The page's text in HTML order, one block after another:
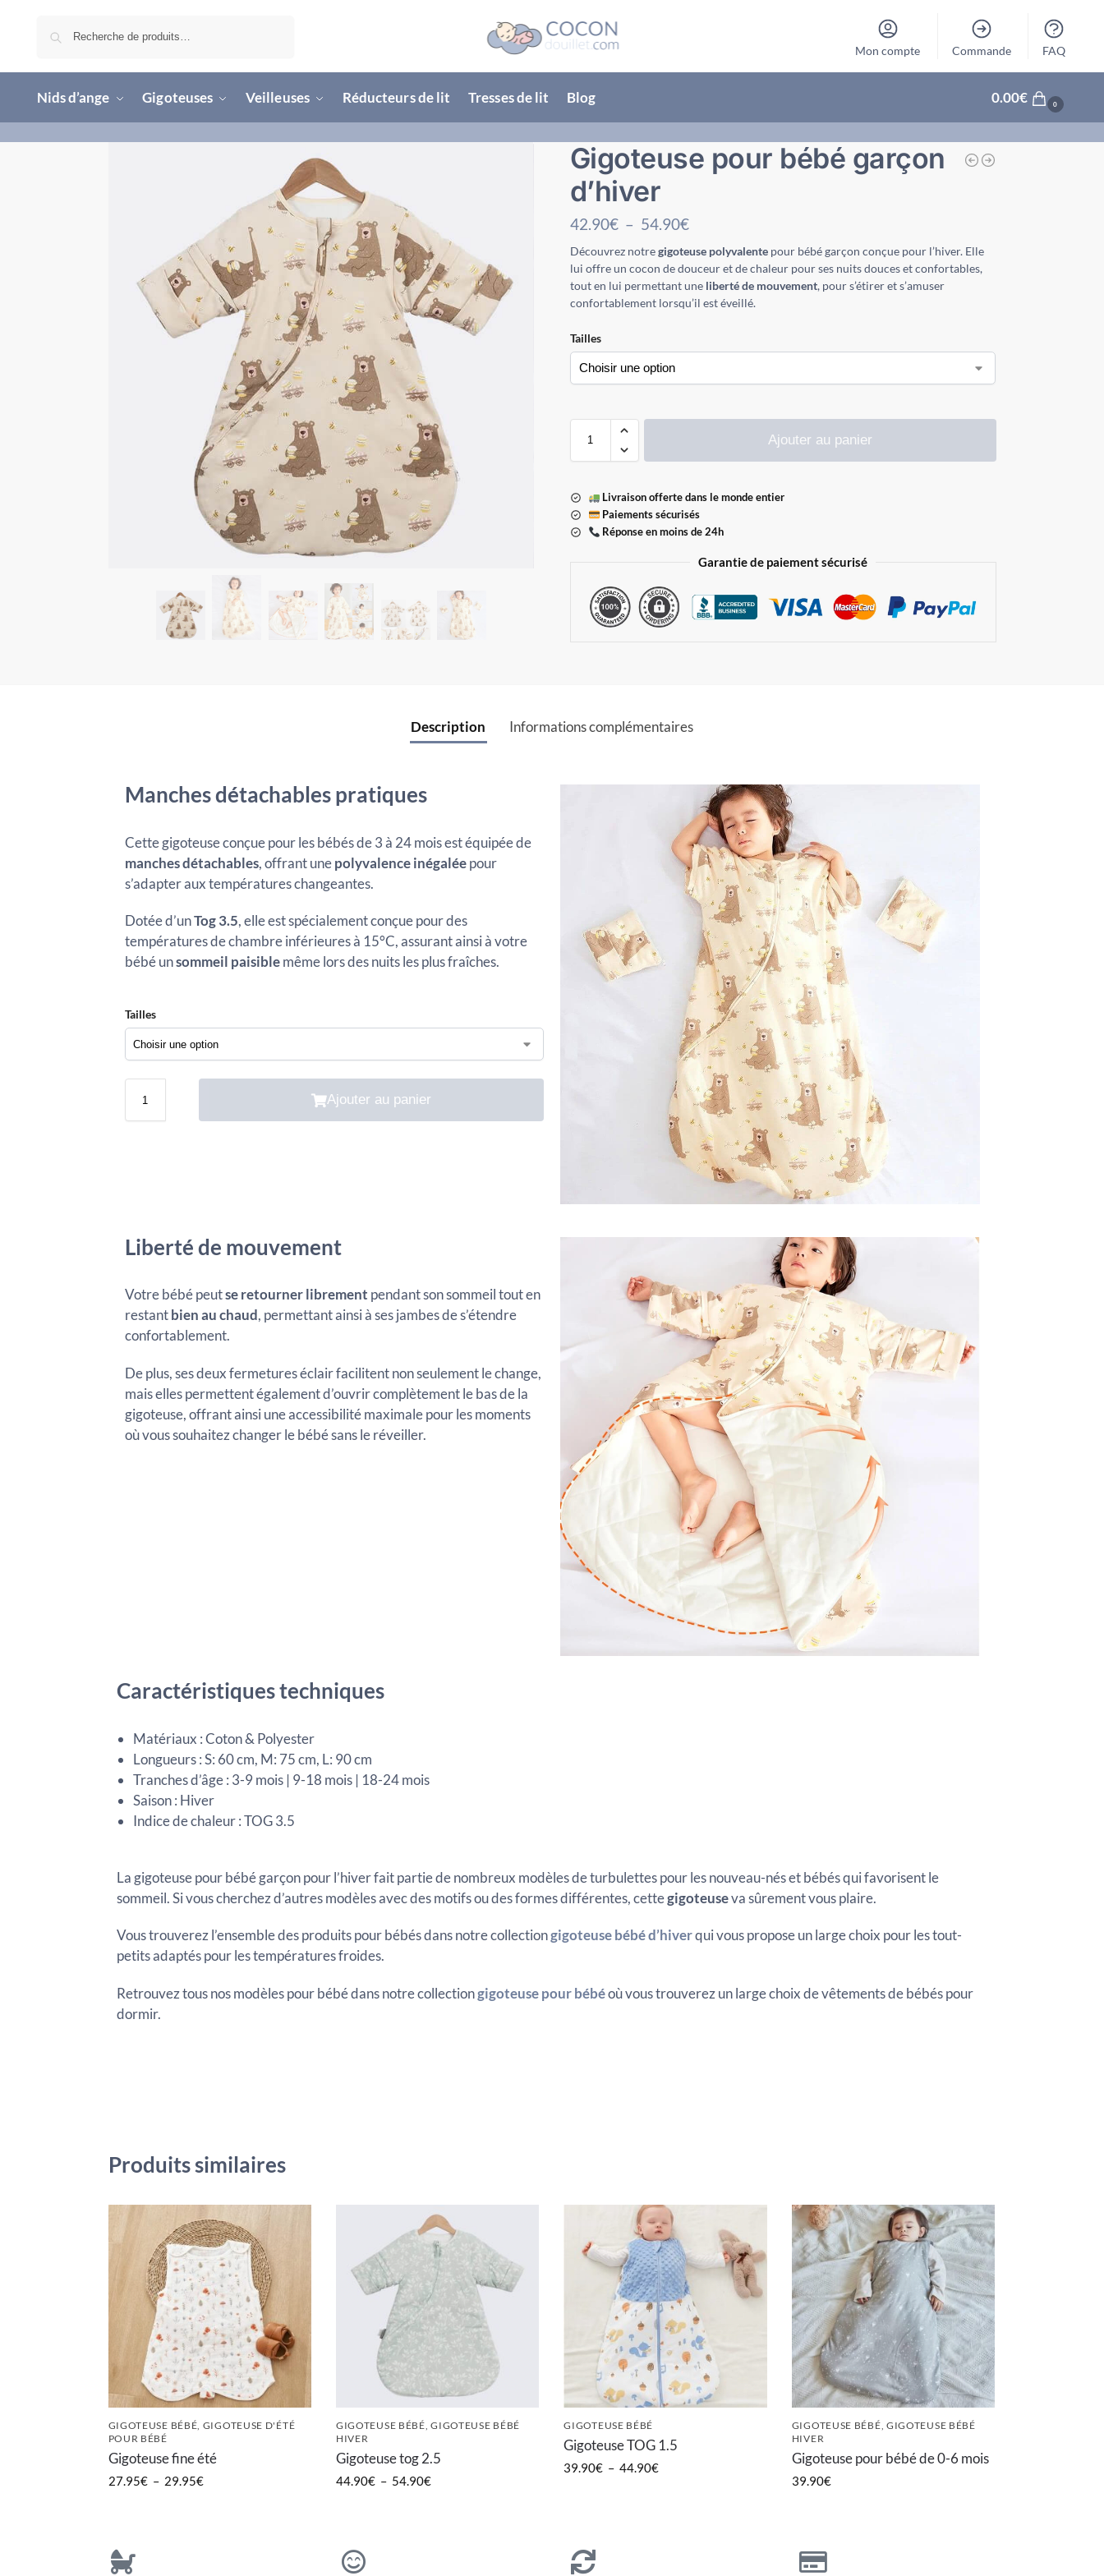
Mon compte Commande FAQ
Nids d’ange Gigoteuses Veilleuses Réducteurs de lit Tresses de lit Blog 0.00€ 0
Gigoteuse pour bébé garçon
d’hiver
42.90€ – 54.90€
Découvrez notregigoteuse polyvalentepour bébé garçon conçue pour l’hiver. Elle
lui offre un cocon de douceur et de chaleur pour ses nuits douces et confortables,
tout en lui permettant une liberté de mouvement, pour s’étirer et s’amuser
confortablement lorsqu’il est éveillé.
Tailles
Ajouter au panier
Livraison offerte dans le monde entier
Paiements sécurisés
Réponse en moins de 24h
Garantie de paiement sécurisé
Description Informations complémentaires
Manches détachables pratiques
Cette gigoteuse conçue pour les bébés de 3 à 24 mois est équipée de
manches détachables, offrant unepolyvalence inégaléepour
s’adapter aux températures changeantes.
Dotée d’unTog 3.5, elle est spécialement conçue pour des
températures de chambre inférieures à 15°C, assurant ainsi à votre
bébé unsommeil paisiblemême lors des nuits les plus fraîches.
Tailles
Ajouter au panier
Liberté de mouvement
Votre bébé peutse retourner librement pendant son sommeil tout en
restantbien au chaud, permettant ainsi à ses jambes de s’étendre
confortablement.
De plus, ses deux fermetures éclair facilitent non seulement le change,
mais elles permettent également d’ouvrir complètement le bas de la
gigoteuse, offrant ainsi une accessibilité maximale pour les moments
où vous souhaitez changer le bébé sans le réveiller.
Caractéristiques techniques
Matériaux : Coton & Polyester
Longueurs : S: 60 cm, M: 75 cm, L: 90 cm
Tranches d’âge : 3-9 mois | 9-18 mois | 18-24 mois
Saison : Hiver
Indice de chaleur : TOG 3.5
La gigoteuse pour bébé garçon pour l’hiver fait partie de nombreux modèles de turbulettes pour les nouveau-nés et bébés qui favorisent le
sommeil. Si vous cherchez d’autres modèles avec des motifs ou des formes différentes, cettegigoteuseva sûrement vous plaire.
Vous trouverez l’ensemble des produits pour bébés dans notre collectiongigoteuse bébé d’hiverqui vous propose un large choix pour les tout-
petits adaptés pour les températures froides.
Retrouvez tous nos modèles pour bébé dans notre collectiongigoteuse pour bébéoù vous trouverez un large choix de vêtements de bébés pour
dormir.
Produits similaires
GIGOTEUSE BÉBÉ GIGOTEUSE D'ÉTÉ
POUR BÉBÉ
Gigoteuse fine été
27.95€ – 29.95€
GIGOTEUSE BÉBÉ ,GIGOTEUSE BÉBÉ
HIVER
Gigoteuse tog 2.5
44.90€ – 54.90€
GIGOTEUSE BÉBÉ
Gigoteuse TOG 1.5
39.90€ – 44.90€
GIGOTEUSE BÉBÉ GIGOTEUSE BÉBÉ
HIVER
Gigoteuse pour bébé de 0-6 mois
39.90€